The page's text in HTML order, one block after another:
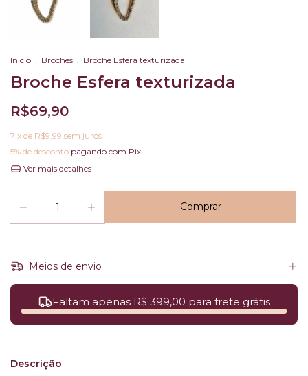
Início . Broches . Broche Esfera texturizada
Broche Esfera texturizada
R$69,90
7 x de R$9,99 sem juros
5% de desconto pagando com Pix
Ver mais detalhes
Meios de envio
Faltam apenas R$ 399,00 para frete grátis
Descrição